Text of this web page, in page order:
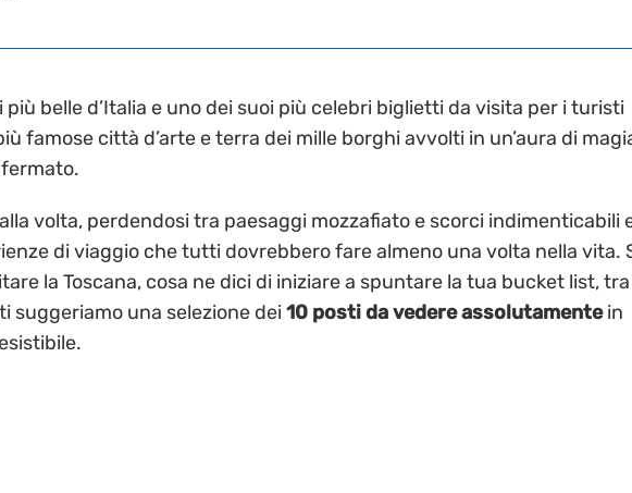
più belle d’Italia e uno dei suoi più celebri biglietti da visita per i turisti
famose città d’arte e terra dei mille borghi avvolti in un’aura di
volta, perdendosi tra paesaggi mozzafiato e scorci indimenticabili
di viaggio che tutti dovrebbero fare almeno una volta nella vita.
la Toscana, cosa ne dici di iniziare a spuntare la tua bucket list, tra
suggeriamo una selezione dei10 posti da vedere assolutamentein